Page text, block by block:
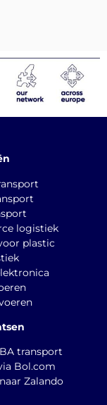
logistiek
plastic
transport
Bol.com
Zalando